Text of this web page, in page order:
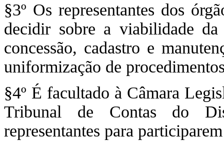
§3º Os representantes dos
decidir sobre a viabilidade
concessão, cadastro e
uniformização de
§4º É facultado à Câmara
Tribunal de Contas do
representantes para